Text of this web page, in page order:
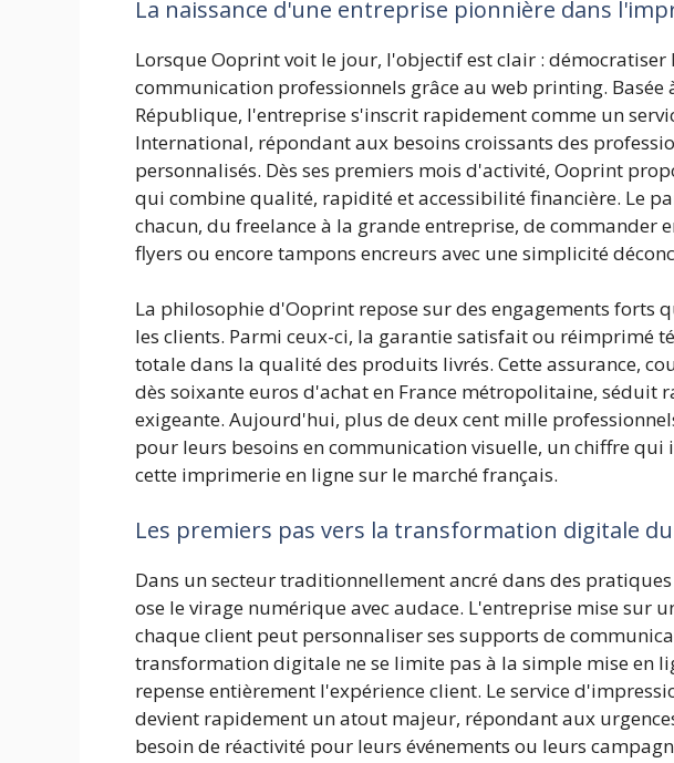
La naissance d'une entreprise pionnière dans
Lorsque Ooprint voit le jour, l'objectif est clair : démocratiser
communication professionnels grâce au web printing. Basée
République, l'entreprise s'inscrit rapidement comme un
International, répondant aux besoins croissants des
personnalisés. Dès ses premiers mois d'activité, Ooprint
qui combine qualité, rapidité et accessibilité financière. Le
chacun, du freelance à la grande entreprise, de commander
flyers ou encore tampons encreurs avec une simplicité
La philosophie d'Ooprint repose sur des engagements forts
les clients. Parmi ceux-ci, la garantie satisfait ou réimprimé
totale dans la qualité des produits livrés. Cette assurance,
dès soixante euros d'achat en France métropolitaine, séduit
exigeante. Aujourd'hui, plus de deux cent mille
pour leurs besoins en communication visuelle, un chiffre
cette imprimerie en ligne sur le marché français.
Les premiers pas vers la transformation digitale
Dans un secteur traditionnellement ancré dans des
ose le virage numérique avec audace. L'entreprise mise sur
chaque client peut personnaliser ses supports de
transformation digitale ne se limite pas à la simple mise en
repense entièrement l'expérience client. Le service
devient rapidement un atout majeur, répondant aux
besoin de réactivité pour leurs événements ou leurs